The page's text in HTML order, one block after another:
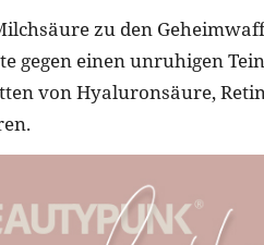
zu den
gegen einen unruhigen
von Hyaluronsäure,